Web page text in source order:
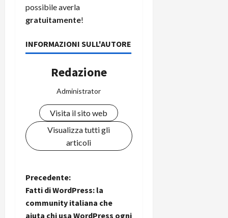
possibile averla
gratuitamente!
INFORMAZIONI SULL'AUTORE
Redazione
Administrator
Visita il sito web
Visualizza tutti gli
articoli
N
a
Precedente:
Fatti di WordPress: la
community italiana che
aiuta chi usa WordPress ogni